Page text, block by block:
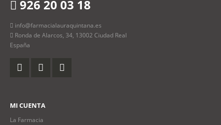
926 20 03 18
info@farmacialauraquintana.es
Ronda de Alarcos, 34, 13002 Ciudad Real
España
MI CUENTA
La Farmacia